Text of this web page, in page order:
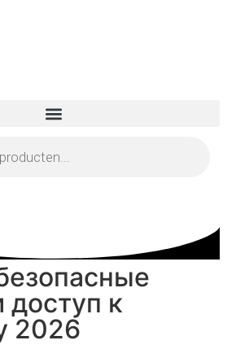
доступ к
2026